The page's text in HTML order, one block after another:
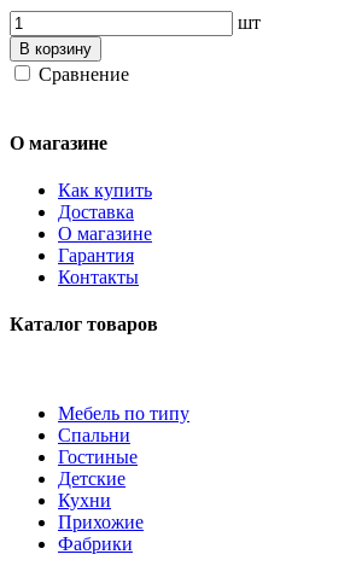
шт
В корзину
Сравнение
О магазине
Как купить
Доставка
О магазине
Гарантия
Контакты
Каталог товаров
Мебель по типу
Спальни
Гостиные
Детские
Кухни
Прихожие
Фабрики